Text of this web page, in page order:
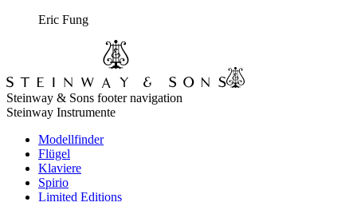
Eric Fung
Steinway & Sons footer navigation
Steinway Instrumente
Modellfinder
Flügel
Klaviere
Spirio
Limited Editions